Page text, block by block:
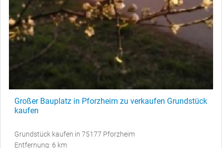
Großer Bauplatz in Pforzheim zu verkaufen Grundstück
kaufen
Grundstück kaufen in 75177 Pforzheim
Entfernung: 6 km